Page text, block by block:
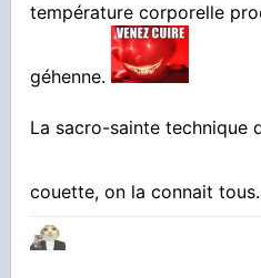
température corporelle
géhenne.
La sacro-sainte technique
couette, on la connait